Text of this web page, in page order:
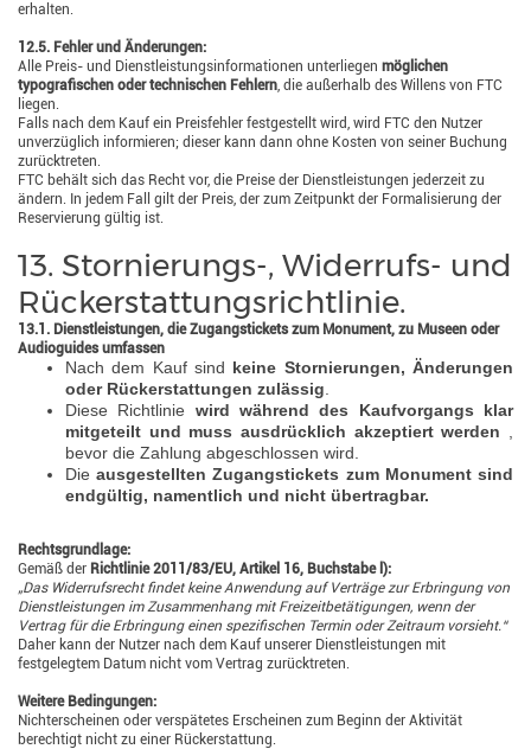
erhalten.
12.5. Fehler und Änderungen:
Alle Preis- und Dienstleistungsinformationen unterliegen möglichen
typografischen oder technischen Fehlern, die außerhalb des Willens von FTC
liegen.
Falls nach dem Kauf ein Preisfehler festgestellt wird, wird FTC den Nutzer
unverzüglich informieren; dieser kann dann ohne Kosten von seiner Buchung
zurücktreten.
FTC behält sich das Recht vor, die Preise der Dienstleistungen jederzeit zu
ändern. In jedem Fall gilt der Preis, der zum Zeitpunkt der Formalisierung der
Reservierung gültig ist.
13. Stornierungs-, Widerrufs- und
Rückerstattungsrichtlinie.
13.1. Dienstleistungen, die Zugangstickets zum Monument, zu Museen oder
Audioguides umfassen
Nach dem Kauf sind
keine Stornierungen, Änderungen
oder Rückerstattungen zulässig.
Diese Richtlinie wird während des Kaufvorgangs klar
mitgeteilt und muss ausdrücklich akzeptiert werden ,
bevor die Zahlung abgeschlossen wird.
Die ausgestellten Zugangstickets zum Monument sind
endgültig, namentlich und nicht übertragbar.
Rechtsgrundlage:
Gemäß der Richtlinie 2011/83/EU, Artikel 16, Buchstabe l):
„Das Widerrufsrecht findet keine Anwendung auf Verträge zur Erbringung von
Dienstleistungen im Zusammenhang mit Freizeitbetätigungen, wenn der
Vertrag für die Erbringung einen spezifischen Termin oder Zeitraum vorsieht.“
Daher kann der Nutzer nach dem Kauf unserer Dienstleistungen mit
festgelegtem Datum nicht vom Vertrag zurücktreten.
Weitere Bedingungen:
Nichterscheinen oder verspätetes Erscheinen zum Beginn der Aktivität
berechtigt nicht zu einer Rückerstattung.